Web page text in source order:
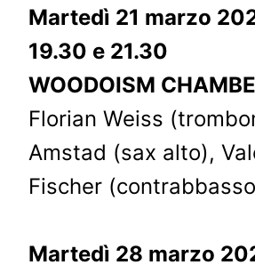
Martedì 21 marzo
19.30 e 21.30
WOODOISM
Florian Weiss
Amstad (sax alto),
Fischer
Martedì 28 marzo